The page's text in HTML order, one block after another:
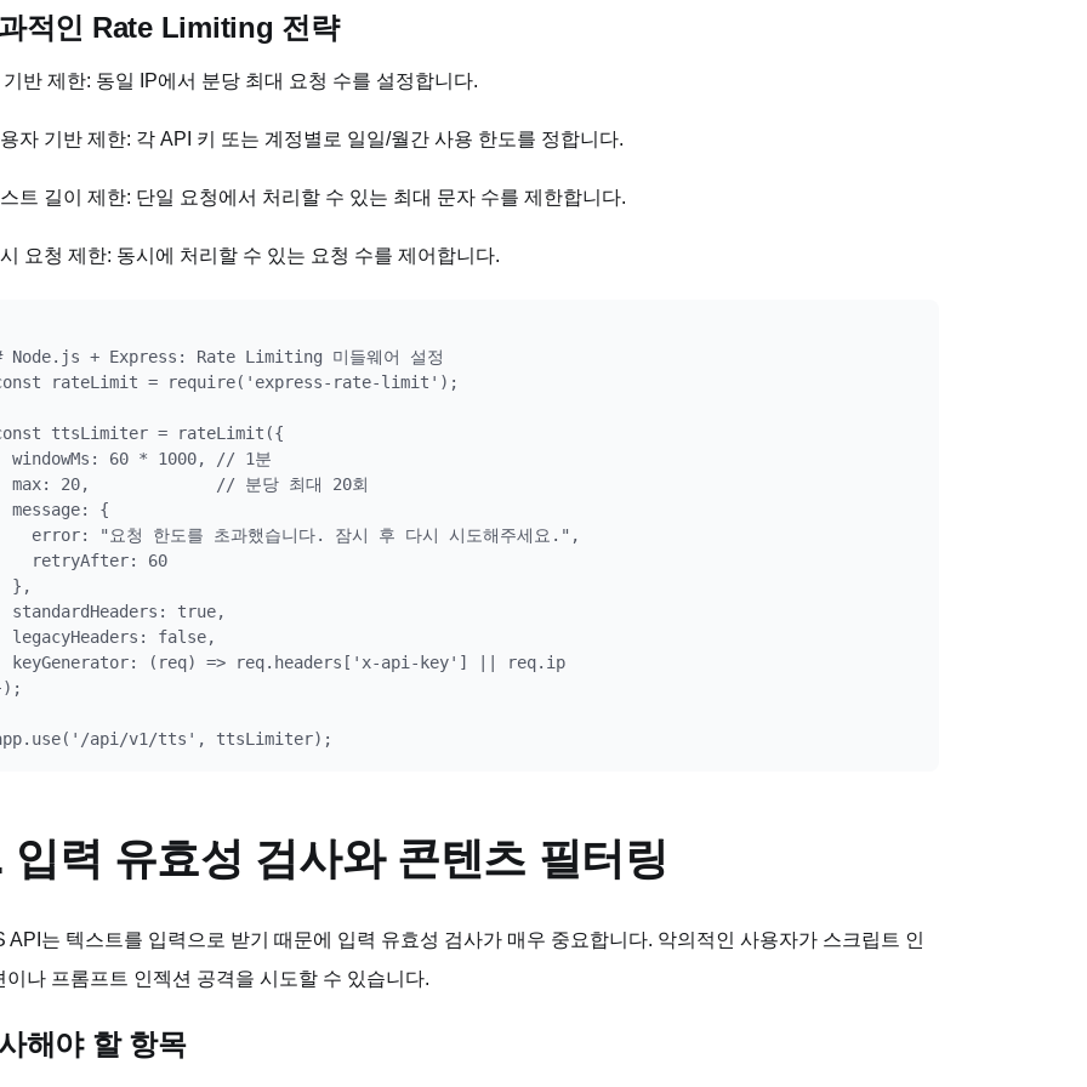
적인 Rate Limiting 전략
기반 제한: 동일 IP에서 분당 최대 요청 수를 설정합니다.
자 기반 제한: 각 API 키 또는 계정별로 일일/월간 사용 한도를 정합니다.
트 길이 제한: 단일 요청에서 처리할 수 있는 최대 문자 수를 제한합니다.
요청 제한: 동시에 처리할 수 있는 요청 수를 제어합니다.
Node.js + Express: Rate Limiting 미들웨어 설정
rateLimit = require('express-rate-limit');
ttsLimiter = rateLimit({
windowMs: 60 * 1000, // 1분
max: 20,             // 분당 최대 20회
message: {
error: "요청 한도를 초과했습니다. 잠시 후 다시 시도해주세요.",
retryAfter: 60
},
standardHeaders: true,
legacyHeaders: false,
keyGenerator: (req) => req.headers['x-api-key'] || req.ip
입력 유효성 검사와 콘텐츠 필터링
API는 텍스트를 입력으로 받기 때문에 입력 유효성 검사가 매우 중요합니다. 악의적인 사용자가 스크립트 인
이나 프롬프트 인젝션 공격을 시도할 수 있습니다.
해야 할 항목